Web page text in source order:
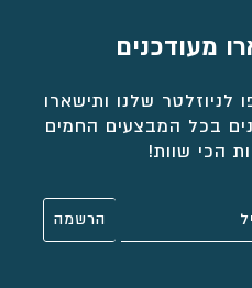
מעודכנים
לניוזלטר שלנו ותישארו
בכל המבצעים החמים
הכי שוות!